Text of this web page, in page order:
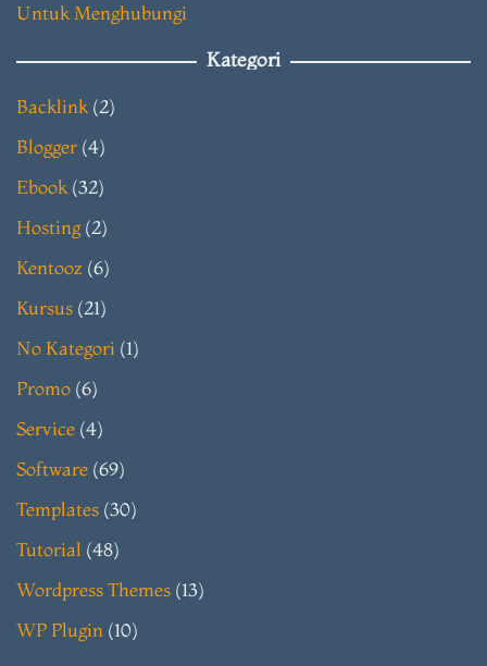
Untuk Menghubungi
Kategori
Backlink(2)
Blogger (4)
Ebook(32)
Hosting(2)
Kentooz (6)
Kursus (21)
No Kategori (1)
Promo (6)
Service (4)
Software (69)
Templates (30)
Tutorial (48)
Wordpress Themes (13)
WP Plugin (10)